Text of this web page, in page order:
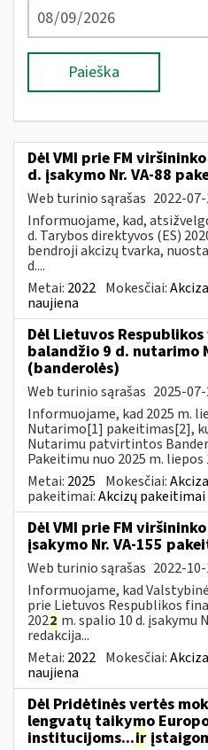
Paieška
Dėl VMI prie FM
d. įsakymo Nr. VA-88
Web turinio sąrašas 2022-
Informuojame, kad,
d. Tarybos direktyvos (ES)
bendroji akcizų tvarka,
d....
Metai: 2022 Mokesčiai:
naujiena
Dėl Lietuvos
balandžio 9 d. nutarimo
(banderolės)
Web turinio sąrašas 2025-
Informuojame, kad 2025 m.
Nutarimo[1] pakeitimas[2],
Nutarimu patvirtintos
Pakeitimu nuo 2025 m. liepos
Metai: 2025 Mokesčiai:
pakeitimai:Akcizų pakeitimai
Dėl VMI prie FM
įsakymo Nr. VA-155
Web turinio sąrašas 2022-
Informuojame, kad
prie Lietuvos Respublikos
2022 m. spalio 10 d. įsakymu
redakcija...
Metai: 2022 Mokesčiai:
naujiena
Dėl Pridėtinės vertės
lengvatų taikymo
institucijoms...ir